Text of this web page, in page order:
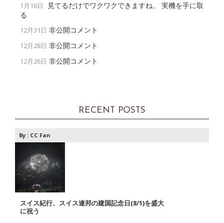
1月16日
見てるだけでワクワクできますね。 実機を手に取
る
12月31日 非公開コメント
12月28日 非公開コメント
12月26日 非公開コメント
RECENT POSTS
By : CC Fan
スイス紀行、スイス連邦の建国記念日(8/1)を盛大
に祝う